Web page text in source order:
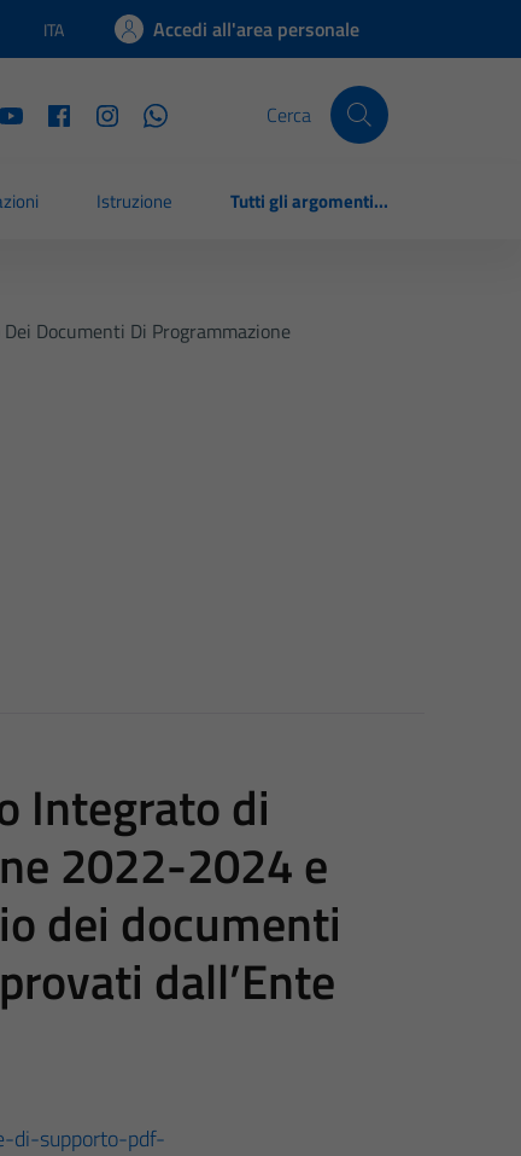
Lingua attiva:
ITA Accedi all'area personale
Cerca
Istruzione Tutti gli argomenti...
Documenti Di Programmazione
Integrato di
2022-2024 e
dei documenti
dall’Ente
di-supporto-pdf-